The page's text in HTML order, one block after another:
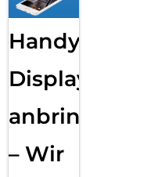
Handy
Displayfolie
anbringen
– Wir